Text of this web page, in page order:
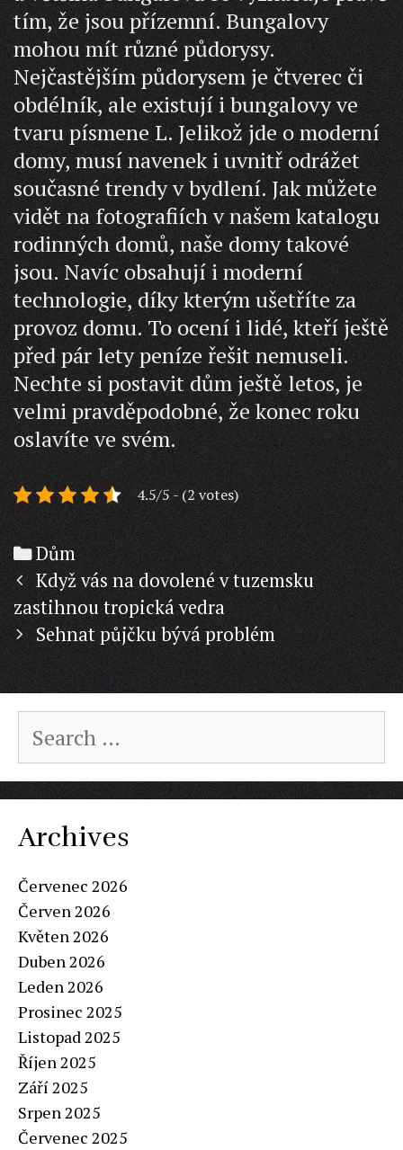
tím, že jsou přízemní. Bungalovy
mohou mít různé půdorysy.
Nejčastějším půdorysem je čtverec či
obdélník, ale existují i bungalovy ve
tvaru písmene L.Jelikož jde o moderní
domy, musí navenek i uvnitř odrážet
současné trendy v bydlení. Jak můžete
vidět na fotografiích v našem katalogu
rodinných domů, naše domy takové
jsou. Navíc obsahují i moderní
technologie, díky kterým ušetříte za
provoz domu. To ocení i lidé, kteří ještě
před pár lety peníze řešit nemuseli.
Nechte si postavit dům ještě letos, je
velmi pravděpodobné, že konec roku
oslavíte ve svém.
4.5/5 - (2 votes)
Categories
Dům
Post
navigation
Když vás na dovolené v tuzemsku
zastihnou tropická vedra
Sehnat půjčku bývá problém
for:
Archives
Červenec 2026
Červen 2026
Květen 2026
Duben 2026
Leden 2026
Prosinec 2025
Listopad 2025
Říjen 2025
Září 2025
Srpen 2025
Červenec 2025